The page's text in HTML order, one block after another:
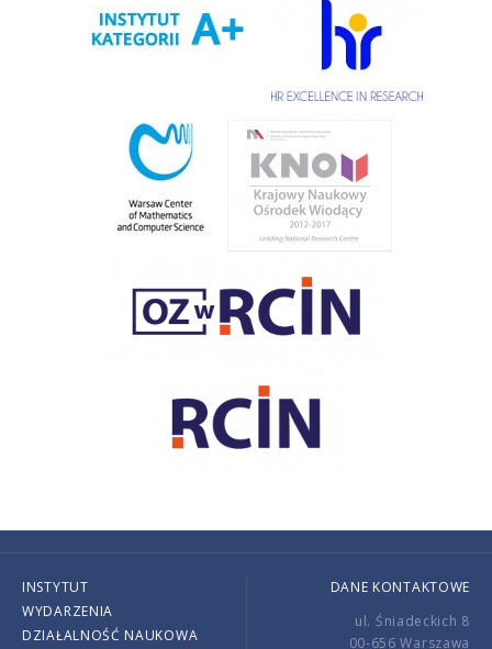
INSTYTUT
WYDARZENIA
DZIAŁALNOŚĆ NAUKOWA
DANE KONTAKTOWE
ul. Śniadeckich 8
00-656 Warszawa